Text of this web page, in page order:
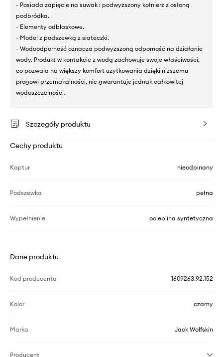
- Posiada zapięcie na suwak i podwyższony kołnierz z osłoną
podbródka.
- Elementy odblaskowe.
- Model z podszewką z siateczki.
- Wodoodporność oznacza podwyższoną odporność na działanie
wody. Produkt w kontakcie z wodą zachowuje swoje właściwości,
co pozwala na większy komfort użytkowania dzięki niższemu
progowi przemakalności, nie gwarantuje jednak całkowitej
wodoszczelności.
Szczegóły produktu
Cechy produktu
Kaptur nieodpinany
Podszewka pełna
Wypełnienie ocieplina syntetyczna
Dane produktu
Kod producenta 1609263.92.152
Kolor czarny
Marka Jack Wolfskin
Producent